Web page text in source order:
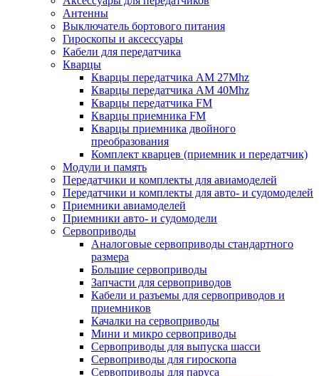
Антенны
Выключатель бортового питания
Гироскопы и аксессуары
Кабели для передатчика
Кварцы
Кварцы передатчика AM 27Mhz
Кварцы передатчика AM 40Mhz
Кварцы передатчика FM
Кварцы приемника FM
Кварцы приемника двойного
преобразования
Комплект кварцев (приемник и передатчик)
Модули и память
Передатчики и комплекты для авиамоделей
Передатчики и комплекты для авто- и судомоделей
Приемники авиамоделей
Приемники авто- и судомодели
Сервоприводы
Аналоговые сервоприводы стандартного
размера
Большие сервоприводы
Запчасти для сервоприводов
Кабели и разъемы для сервоприводов и
приемников
Качалки на сервоприводы
Мини и микро сервоприводы
Сервоприводы для выпуска шасси
Сервоприводы для гироскопа
Сервоприводы для паруса